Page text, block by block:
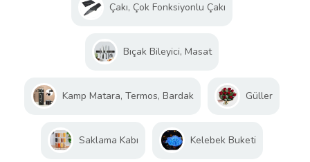
Çakı, Çok Fonksiyonlu Çakı
Bıçak Bileyici, Masat
Kamp Matara, Termos, Bardak Güller
Saklama Kabı Kelebek Buketi